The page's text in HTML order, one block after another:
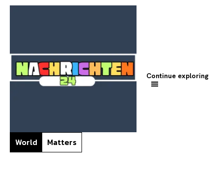
World Matters
Continue exploring